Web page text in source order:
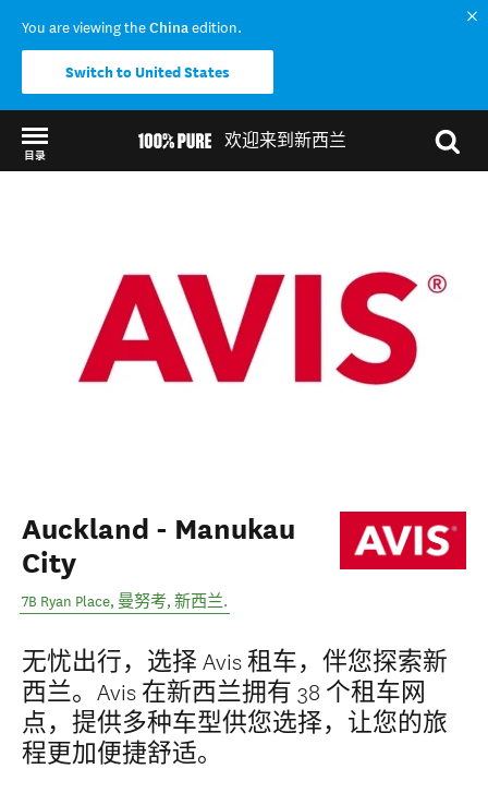
You are viewing theChinaedition.
Switch to United States
欢迎来到新西兰
目录
Auckland - Manukau
City
7B Ryan Place, 曼努考, 新西兰.
无忧出行，选择 Avis 租车，伴您探索新
西兰。Avis 在新西兰拥有 38 个租车网
点，提供多种车型供您选择，让您的旅
程更加便捷舒适。